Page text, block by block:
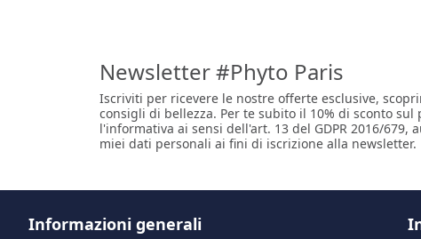
Newsletter #Phyto Paris
Iscriviti per ricevere le nostre offerte esclusive,
consigli di bellezza. Per te subito il 10% di sconto sul
l'informativa ai sensi dell'art. 13 del GDPR 2016/679,
miei dati personali ai fini di iscrizione alla newsletter.
Informazioni generali